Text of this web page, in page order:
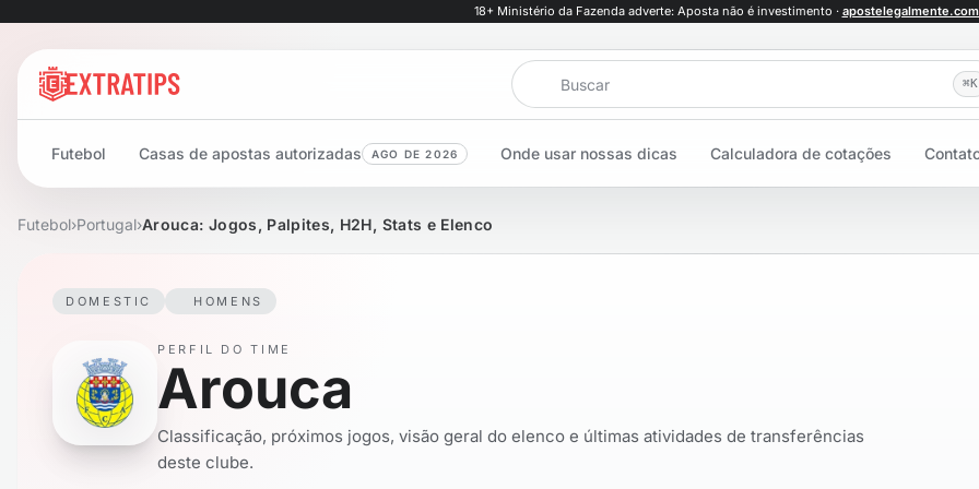
18+ Ministério da Fazenda adverte: Aposta não é investimento ·
Buscar
⌘K
Futebol Casas de apostas autorizadas AGO DE 2026 Onde usar nossas dicas Calculadora de cotações
Futebol›Portugal›Arouca: Jogos, Palpites, H2H, Stats e Elenco
DOMESTIC HOMENS
PERFIL DO TIME
Arouca
Classificação, próximos jogos, visão geral do elenco e últimas atividades de transferências
deste clube.